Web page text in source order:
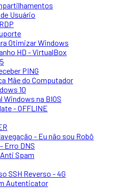
Usuário
Otimizar Windows
HD - VirtualBox
PING
Mãe do Computador
10
Windows na BIOS
- OFFLINE
- Eu não sou Robô
Erro DNS
Spam
SSH Reverso - 4G
Autenticator